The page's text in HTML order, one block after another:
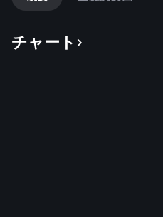
チャート